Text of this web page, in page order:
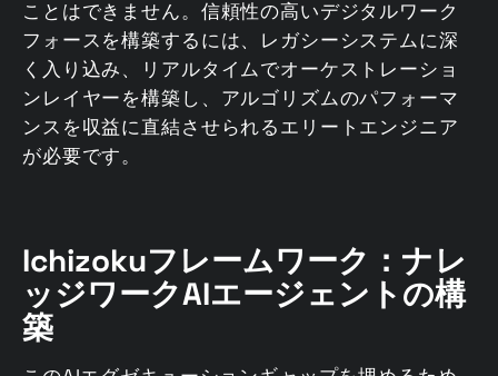
ことはできません。信頼性の高いデジタルワーク
フォースを構築するには、レガシーシステムに深
く入り込み、リアルタイムでオーケストレーショ
ンレイヤーを構築し、アルゴリズムのパフォーマ
ンスを収益に直結させられるエリートエンジニア
が必要です。
Ichizokuフレームワーク：ナレ
ッジワークAIエージェントの構
築